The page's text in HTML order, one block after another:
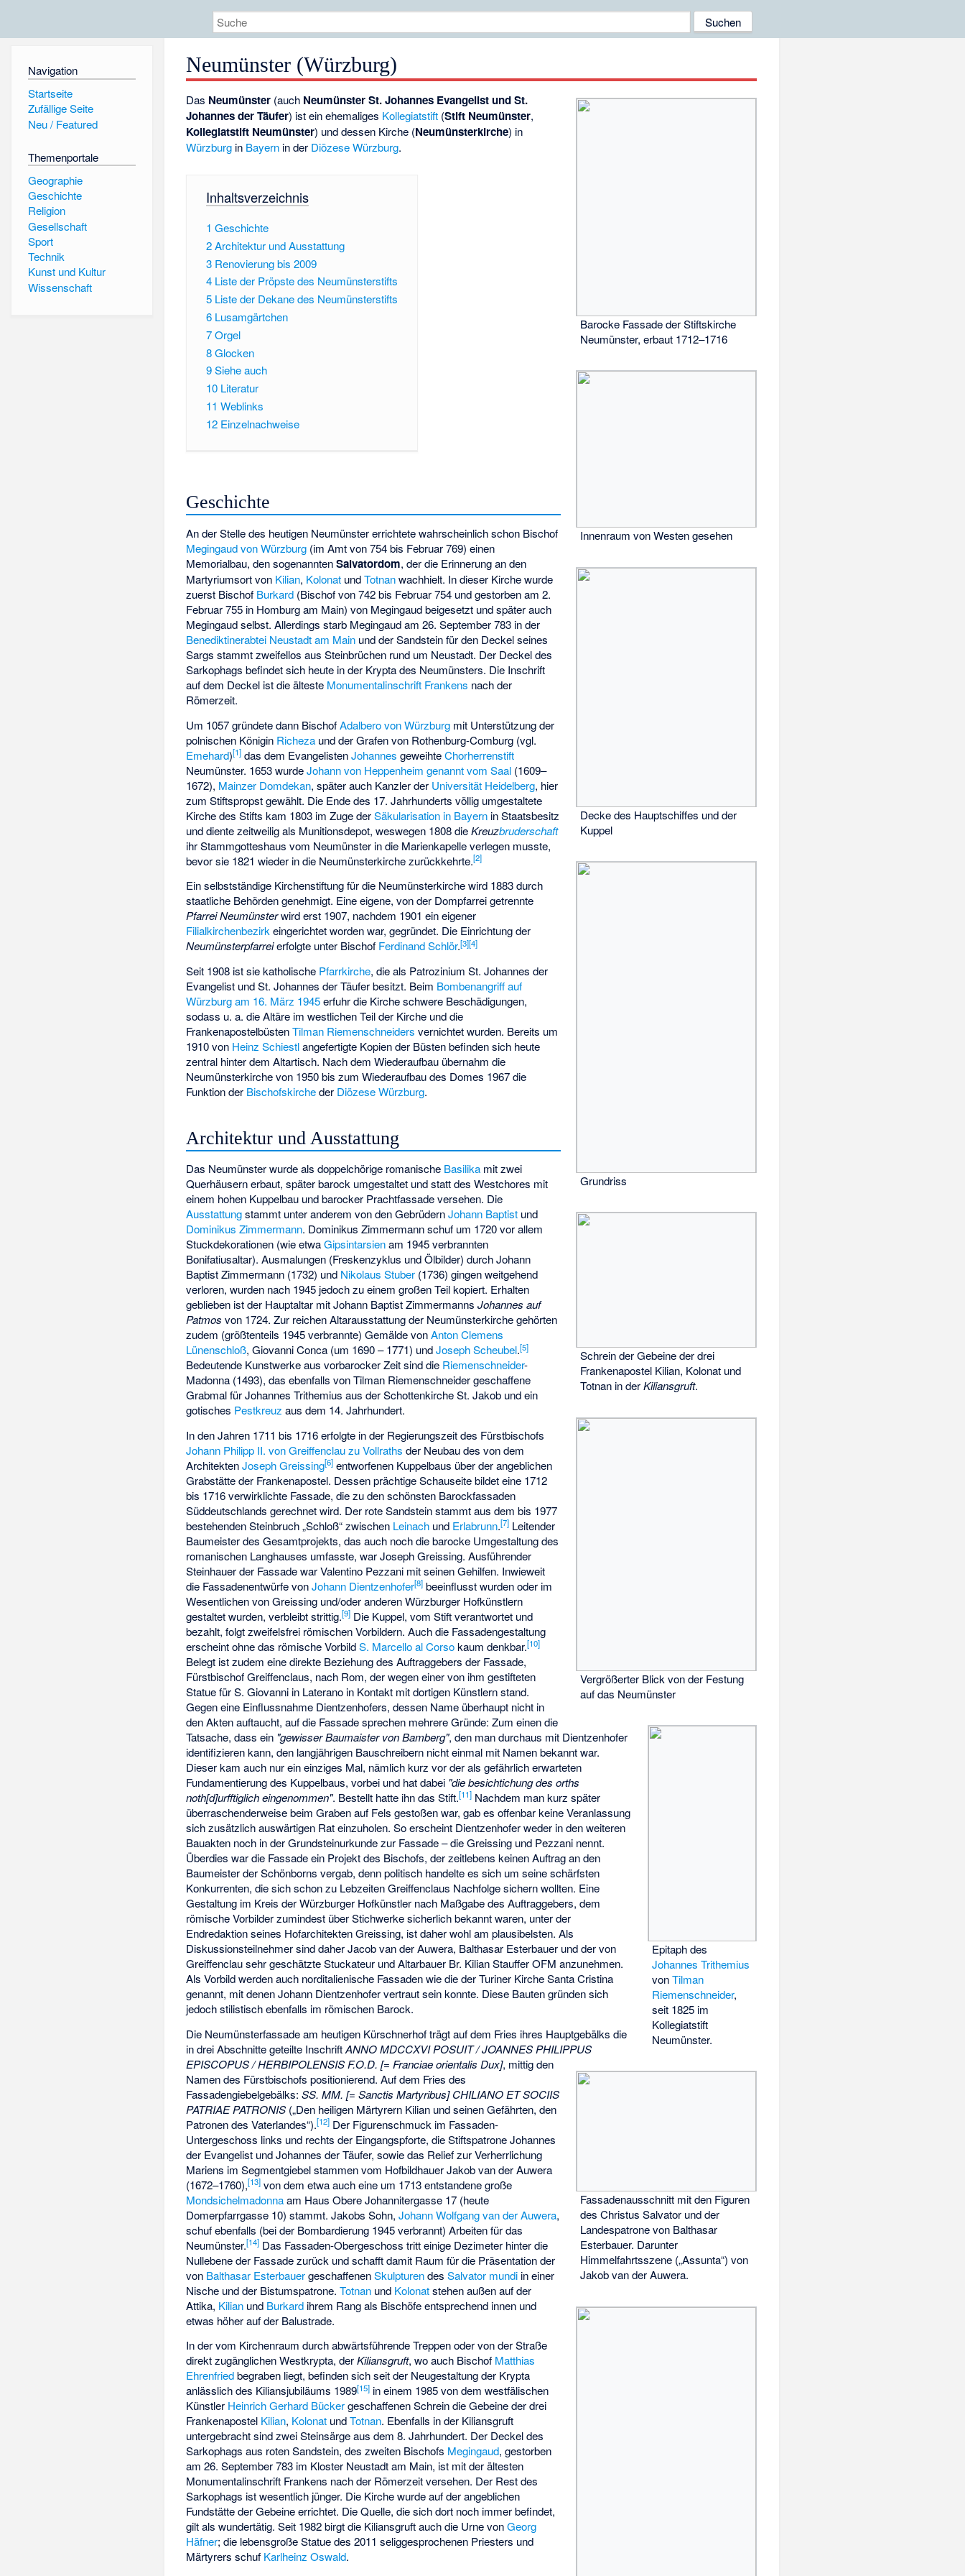
Navigation
Startseite
Zufällige Seite
Neu / Featured
Themenportale
Geographie
Geschichte
Religion
Gesellschaft
Sport
Technik
Kunst und Kultur
Wissenschaft
Neumünster (Würzburg)
Barocke Fassade der Stiftskirche
Neumünster, erbaut 1712–1716
Innenraum von Westen gesehen
Decke des Hauptschiffes und der
Kuppel
Grundriss
Das Neumünster (auch Neumünster St. Johannes Evangelist und St.
Johannes der Täufer) ist ein ehemaliges Kollegiatstift (Stift Neumünster,
Kollegiatstift Neumünster) und dessen Kirche (Neumünsterkirche) in
Würzburg in Bayern in der Diözese Würzburg.
Inhaltsverzeichnis
1 Geschichte
2Architektur und Ausstattung
3 Renovierung bis 2009
4 Liste der Pröpste des Neumünsterstifts
5 Liste der Dekane des Neumünsterstifts
6 Lusamgärtchen
7Orgel
8Glocken
9Siehe auch
10 Literatur
11 Weblinks
12 Einzelnachweise
Geschichte
An der Stelle des heutigen Neumünster errichtete wahrscheinlich schon Bischof
Megingaud von Würzburg (im Amt von 754 bis Februar 769) einen
Memorialbau, den sogenanntenSalvatordom, der die Erinnerung an den
Martyriumsort von Kilian, Kolonat undTotnanwachhielt. In dieser Kirche wurde
zuerst Bischof Burkard (Bischof von 742 bis Februar 754 und gestorben am 2.
Februar 755 in Homburg am Main) von Megingaud beigesetzt und später auch
Megingaud selbst. Allerdings starb Megingaud am 26. September 783 in der
Benediktinerabtei Neustadt am Main und der Sandstein für den Deckel seines
Sargs stammt zweifellos aus Steinbrüchen rund um Neustadt. Der Deckel des
Sarkophags befindet sich heute in der Krypta des Neumünsters. Die Inschrift
auf dem Deckel ist die älteste Monumentalinschrift Frankens nach der
Römerzeit.
Um 1057 gründete dann BischofAdalbero von Würzburg mit Unterstützung der
polnischen Königin Richeza und der Grafen von Rothenburg-Comburg (vgl.
Emehard)[1] das dem EvangelistenJohannes geweihteChorherrenstift
Neumünster. 1653 wurdeJohann von Heppenheim genannt vom Saal (1609–
1672), Mainzer Domdekan, später auch Kanzler der Universität Heidelberg, hier
zum Stiftspropst gewählt. Die Ende des 17. Jahrhunderts völlig umgestaltete
Kirche des Stifts kam 1803 im Zuge derSäkularisation in Bayern in Staatsbesitz
und diente zeitweilig als Munitionsdepot, weswegen 1808 dieKreuzbruderschaft
ihr Stammgotteshaus vom Neumünster in die Marienkapelle verlegen musste,
bevor sie 1821 wieder in die Neumünsterkirche zurückkehrte.[2]
Ein selbstständige Kirchenstiftung für die Neumünsterkirche wird 1883 durch
staatliche Behörden genehmigt. Eine eigene, von der Dompfarrei getrennte
Pfarrei Neumünsterwird erst 1907, nachdem 1901 ein eigener
Filialkirchenbezirkeingerichtet worden war, gegründet. Die Einrichtung der
Neumünsterpfarreierfolgte unter Bischof Ferdinand Schlör.[3][4]
Seit 1908 ist sie katholische Pfarrkirche, die als Patrozinium St. Johannes der
Evangelist und St. Johannes der Täufer besitzt. Beim Bombenangriff auf
Würzburg am 16. März 1945erfuhr die Kirche schwere Beschädigungen,
sodass u. a. die Altäre im westlichen Teil der Kirche und die
FrankenapostelbüstenTilman Riemenschneiders vernichtet wurden. Bereits um
1910 von Heinz Schiestlangefertigte Kopien der Büsten befinden sich heute
zentral hinter dem Altartisch. Nach dem Wiederaufbau übernahm die
Neumünsterkirche von 1950 bis zum Wiederaufbau des Domes 1967 die
Funktion der Bischofskircheder Diözese Würzburg.
Architektur und Ausstattung
Schrein der Gebeine der drei
Frankenapostel Kilian, Kolonat und
Totnan in derKiliansgruft.
Vergrößerter Blick von der Festung
auf das Neumünster
Epitaph des
Johannes Trithemius
vonTilman
Riemenschneider,
seit 1825 im
Kollegiatstift
Neumünster.
Fassadenausschnitt mit den Figuren
des Christus Salvator und der
Landespatrone von Balthasar
Esterbauer. Darunter
Himmelfahrtsszene („Assunta“) von
Jakob van der Auwera.
Das Neumünster wurde als doppelchörige romanische Basilika mit zwei
Querhäusern erbaut, später barock umgestaltet und statt des Westchores mit
einem hohen Kuppelbau und barocker Prachtfassade versehen. Die
Ausstattungstammt unter anderem von den GebrüdernJohann Baptist und
Dominikus Zimmermann. Dominikus Zimmermann schuf um 1720 vor allem
Stuckdekorationen (wie etwaGipsintarsienam 1945 verbrannten
Bonifatiusaltar). Ausmalungen (Freskenzyklus und Ölbilder) durch Johann
Baptist Zimmermann (1732) und Nikolaus Stuber (1736) gingen weitgehend
verloren, wurden nach 1945 jedoch zu einem großen Teil kopiert. Erhalten
geblieben ist der Hauptaltar mit Johann Baptist ZimmermannsJohannes auf
Patmos von 1724. Zur reichen Altarausstattung der Neumünsterkirche gehörten
zudem (größtenteils 1945 verbrannte) Gemälde vonAnton Clemens
Lünenschloß, Giovanni Conca (um 1690 – 1771) undJoseph Scheubel.[5]
Bedeutende Kunstwerke aus vorbarocker Zeit sind die Riemenschneider-
Madonna (1493), das ebenfalls von Tilman Riemenschneider geschaffene
Grabmal für Johannes Trithemius aus der Schottenkirche St. Jakob und ein
gotisches Pestkreuz aus dem 14. Jahrhundert.
In den Jahren 1711 bis 1716 erfolgte in der Regierungszeit des Fürstbischofs
Johann Philipp II. von Greiffenclau zu Vollraths der Neubau des von dem
ArchitektenJoseph Greissing[6] entworfenen Kuppelbaus über der angeblichen
Grabstätte der Frankenapostel. Dessen prächtige Schauseite bildet eine 1712
bis 1716 verwirklichte Fassade, die zu den schönsten Barockfassaden
Süddeutschlands gerechnet wird. Der rote Sandstein stammt aus dem bis 1977
bestehenden Steinbruch „Schloß“ zwischen Leinach und Erlabrunn.[7] Leitender
Baumeister des Gesamtprojekts, das auch noch die barocke Umgestaltung des
romanischen Langhauses umfasste, war Joseph Greissing. Ausführender
Steinhauer der Fassade warValentino Pezzani mit seinen Gehilfen. Inwieweit
die Fassadenentwürfe vonJohann Dientzenhofer[8] beeinflusst wurden oder im
Wesentlichen von Greissing und/oder anderen Würzburger Hofkünstlern
gestaltet wurden, verbleibt strittig.[9] Die Kuppel, vom Stift verantwortet und
bezahlt, folgt zweifelsfrei römischen Vorbildern. Auch die Fassadengestaltung
erscheint ohne das römische VorbildS. Marcello al Corsokaum denkbar.[10]
Belegt ist zudem eine direkte Beziehung des Auftraggebers der Fassade,
Fürstbischof Greiffenclaus, nach Rom, der wegen einer von ihm gestifteten
Statue für S. Giovanni in Laterano in Kontakt mit dortigen Künstlern stand.
Gegen eine Einflussnahme Dientzenhofers, dessen Name überhaupt nicht in
den Akten auftaucht, auf die Fassade sprechen mehrere Gründe: Zum einen die
Tatsache, dass ein "gewisser Baumaister von Bamberg", den man durchaus mit Dientzenhofer
identifizieren kann, den langjährigen Bauschreibern nicht einmal mit Namen bekannt war.
Dieser kam auch nur ein einziges Mal, nämlich kurz vor der als gefährlich erwarteten
Fundamentierung des Kuppelbaus, vorbei und hat dabei "die besichtichung des orths
noth[d]urfftiglich eingenommen". Bestellt hatte ihn das Stift.[11] Nachdem man kurz später
überraschenderweise beim Graben auf Fels gestoßen war, gab es offenbar keine Veranlassung
sich zusätzlich auswärtigen Rat einzuholen. So erscheint Dientzenhofer weder in den weiteren
Bauakten noch in der Grundsteinurkunde zur Fassade – die Greissing und Pezzani nennt.
Überdies war die Fassade ein Projekt des Bischofs, der zeitlebens keinen Auftrag an den
Baumeister der Schönborns vergab, denn politisch handelte es sich um seine schärfsten
Konkurrenten, die sich schon zu Lebzeiten Greiffenclaus Nachfolge sichern wollten. Eine
Gestaltung im Kreis der Würzburger Hofkünstler nach Maßgabe des Auftraggebers, dem
römische Vorbilder zumindest über Stichwerke sicherlich bekannt waren, unter der
Endredaktion seines Hofarchitekten Greissing, ist daher wohl am plausibelsten. Als
Diskussionsteilnehmer sind daher Jacob van der Auwera, Balthasar Esterbauer und der von
Greiffenclau sehr geschätzte Stuckateur und Altarbauer Br. Kilian Stauffer OFM anzunehmen.
Als Vorbild werden auch norditalienische Fassaden wie die der Turiner KircheSanta Cristina
genannt, mit denen Johann Dientzenhofer vertraut sein konnte. Diese Bauten gründen sich
jedoch stilistisch ebenfalls im römischen Barock.
Die Neumünsterfassade am heutigen Kürschnerhof trägt auf dem Fries ihres Hauptgebälks die
in drei Abschnitte geteilte InschriftANNO MDCCXVI POSUIT / JOANNES PHILIPPUS
EPISCOPUS / HERBIPOLENSIS F.O.D. [= Franciae orientalis Dux], mittig den
Namen des Fürstbischofs positionierend. Auf dem Fries des
Fassadengiebelgebälks:SS. MM. [= Sanctis Martyribus] CHILIANO ET SOCIIS
PATRIAE PATRONIS („Den heiligen Märtyrern Kilian und seinen Gefährten, den
Patronen des Vaterlandes“).[12] Der Figurenschmuck im Fassaden-
Untergeschoss links und rechts der Eingangspforte, die Stiftspatrone Johannes
der Evangelist und Johannes der Täufer, sowie das Relief zur Verherrlichung
Mariens im Segmentgiebel stammen vom HofbildhauerJakob van der Auwera
(1672–1760),[13] von dem etwa auch eine um 1713 entstandene große
Mondsichelmadonnaam Haus Obere Johannitergasse 17 (heute
Domerpfarrgasse 10) stammt. Jakobs Sohn,Johann Wolfgang van der Auwera,
schuf ebenfalls (bei der Bombardierung 1945 verbrannt) Arbeiten für das
Neumünster.[14] Das Fassaden-Obergeschoss tritt einige Dezimeter hinter die
Nullebene der Fassade zurück und schafft damit Raum für die Präsentation der
von Balthasar EsterbauergeschaffenenSkulpturendesSalvator mundi in einer
Nische und der Bistumspatrone.Totnan und Kolonatstehen außen auf der
Attika, Kilian und Burkard ihrem Rang als Bischöfe entsprechend innen und
etwas höher auf der Balustrade.
In der vom Kirchenraum durch abwärtsführende Treppen oder von der Straße
direkt zugänglichen Westkrypta, derKiliansgruft, wo auch Bischof Matthias
Ehrenfriedbegraben liegt, befinden sich seit der Neugestaltung der Krypta
anlässlich des Kiliansjubiläums 1989[15] in einem 1985 von dem westfälischen
Künstler Heinrich Gerhard Bückergeschaffenen Schrein die Gebeine der drei
Frankenapostel Kilian, Kolonat undTotnan. Ebenfalls in der Kiliansgruft
untergebracht sind zwei Steinsärge aus dem 8. Jahrhundert. Der Deckel des
Sarkophags aus roten Sandstein, des zweiten Bischofs Megingaud, gestorben
am 26. September 783 im Kloster Neustadt am Main, ist mit der ältesten
Monumentalinschrift Frankens nach der Römerzeit versehen. Der Rest des
Sarkophags ist wesentlich jünger. Die Kirche wurde auf der angeblichen
Fundstätte der Gebeine errichtet. Die Quelle, die sich dort noch immer befindet,
gilt als wundertätig. Seit 1982 birgt die Kiliansgruft auch die Urne vonGeorg
Häfner; die lebensgroße Statue des 2011 seliggesprochenen Priesters und
Märtyrers schuf Karlheinz Oswald.